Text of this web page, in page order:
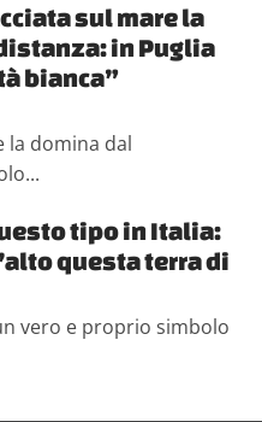
sul mare la
in Puglia
bianca”
la domina dal
tipo in Italia:
questa terra di
vero e proprio simbolo